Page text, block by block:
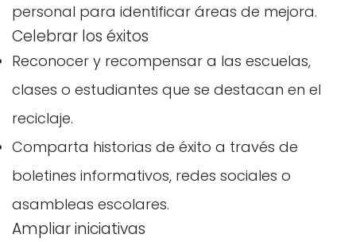
personal para identificar áreas de mejora.
Celebrar los éxitos
Reconocer y recompensar a las escuelas,
clases o estudiantes que se destacan en el
reciclaje.
Comparta historias de éxito a través de
boletines informativos, redes sociales o
asambleas escolares.
Ampliar iniciativas